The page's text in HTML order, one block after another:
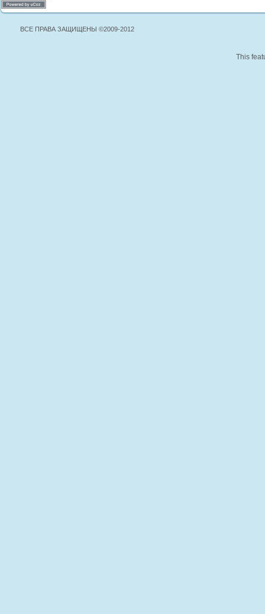
ВСЕ ПРАВА ЗАЩИЩЕНЫ ©2009-2012
This